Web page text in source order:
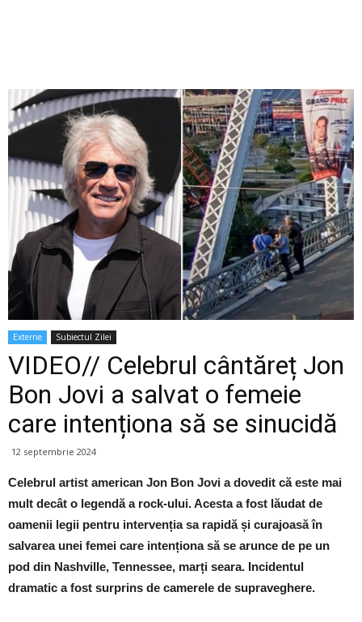
Externe Subiectul Zilei
VIDEO// Celebrul cântăreț Jon
Bon Jovi a salvat o femeie
care intenționa să se sinucidă
12 septembrie 2024
Celebrul artist american Jon Bon Jovi a dovedit că este mai
mult decât o legendă a rock-ului. Acesta a fost lăudat de
oamenii legii pentru intervenția sa rapidă și curajoasă în
salvarea unei femei care intenționa să se arunce de pe un
pod din Nashville, Tennessee, marți seara. Incidentul
dramatic a fost surprins de camerele de supraveghere.